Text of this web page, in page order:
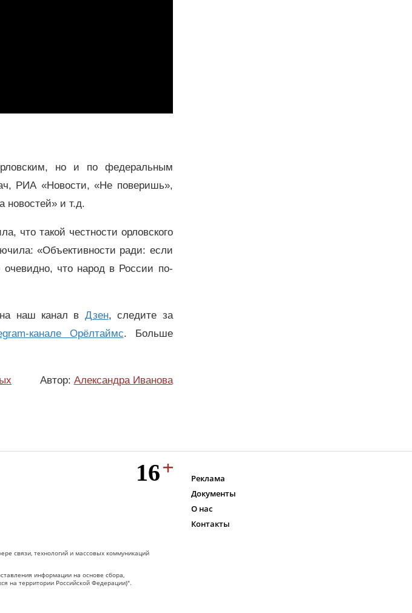
но и по федеральным
РИА «Новости, «Не поверишь»,
новостей» и т.д.
что такой честности орловского
«Объективности ради: если
что народ в России по-
наш канал в Дзен, следите за
канале Орёлтаймс. Больше
Автор: Александра Иванова
связи, технологий и массовых коммуникаций
информации на основе сбора,
на территории Российской Федерации)".
Реклама
Документы
О нас
Контакты